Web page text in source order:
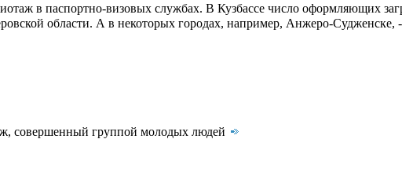
в паспортно-визовых службах. В Кузбассе число оформляющих
области. А в некоторых городах, например, Анжеро-Судженске, -
совершенный группой молодых людей